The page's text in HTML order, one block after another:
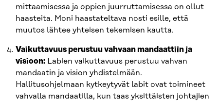
mittaamisessa ja oppien juurruttamisessa on ollut
haasteita. Moni haastateltava nosti esille, että
muutos lähtee yhteisen tekemisen kautta.
Vaikuttavuus perustuu vahvaan mandaattiin ja
visioon: Labien vaikuttavuus perustuu vahvan
mandaatin ja vision yhdistelmään.
Hallitusohjelmaan kytkeytyvät labit ovat toimineet
vahvalla mandaatilla, kun taas yksittäisten johtajien